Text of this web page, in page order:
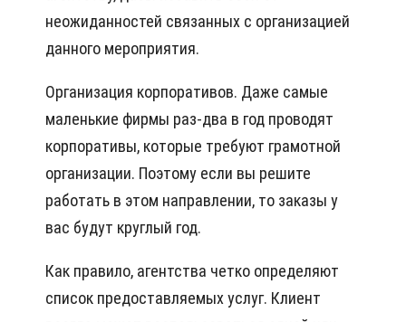
неожиданностей связанных с организацией
данного мероприятия.
Организация корпоративов. Даже самые
маленькие фирмы раз-два в год проводят
корпоративы, которые требуют грамотной
организации. Поэтому если вы решите
работать в этом направлении, то заказы у
вас будут круглый год.
Как правило, агентства четко определяют
список предоставляемых услуг. Клиент